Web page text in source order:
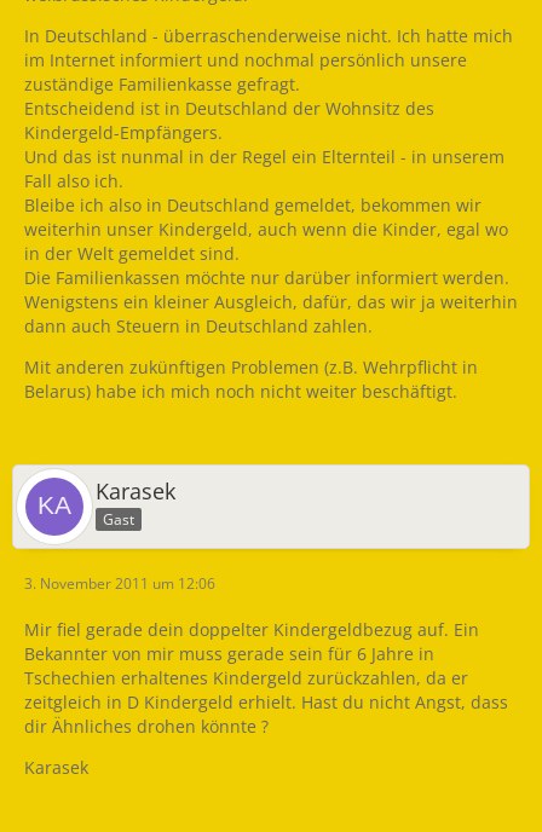
In Deutschland - überraschenderweise nicht. Ich hatte mich
im Internet informiert und nochmal persönlich unsere
zuständige Familienkasse gefragt.
Entscheidend ist in Deutschland der Wohnsitz des
Kindergeld-Empfängers.
Und das ist nunmal in der Regel ein Elternteil - in unserem
Fall also ich.
Bleibe ich also in Deutschland gemeldet, bekommen wir
weiterhin unser Kindergeld, auch wenn die Kinder, egal wo
in der Welt gemeldet sind.
Die Familienkassen möchte nur darüber informiert werden.
Wenigstens ein kleiner Ausgleich, dafür, das wir ja weiterhin
dann auch Steuern in Deutschland zahlen.
Mit anderen zukünftigen Problemen (z.B. Wehrpflicht in
Belarus) habe ich mich noch nicht weiter beschäftigt.
Karasek
Gast
3. November 2011 um 12:06
Mir fiel gerade dein doppelter Kindergeldbezug auf. Ein
Bekannter von mir muss gerade sein für 6 Jahre in
Tschechien erhaltenes Kindergeld zurückzahlen, da er
zeitgleich in D Kindergeld erhielt. Hast du nicht Angst, dass
dir Ähnliches drohen könnte ?
Karasek